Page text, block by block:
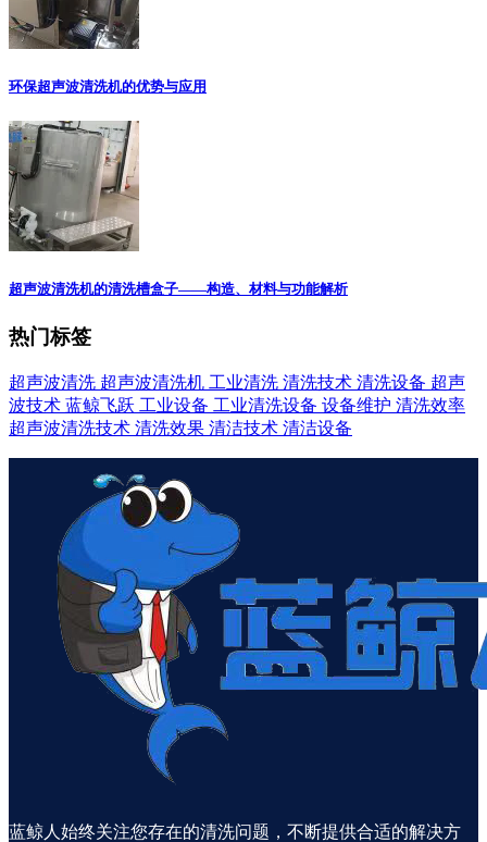
环保超声波清洗机的优势与应用
超声波清洗机的清洗槽盒子——构造、材料与功能解析
热门标签
超声波清洗 超声波清洗机 工业清洗 清洗技术 清洗设备 超声
波技术 蓝鲸飞跃 工业设备 工业清洗设备 设备维护 清洗效率
超声波清洗技术 清洗效果 清洁技术 清洁设备
蓝鲸人始终关注您存在的清洗问题，不断提供合适的解决方